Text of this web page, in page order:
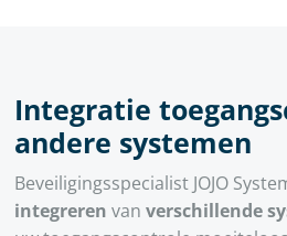
Integratie
andere systemen
Beveiligingsspecialist JOJO
integreren vanverschillende